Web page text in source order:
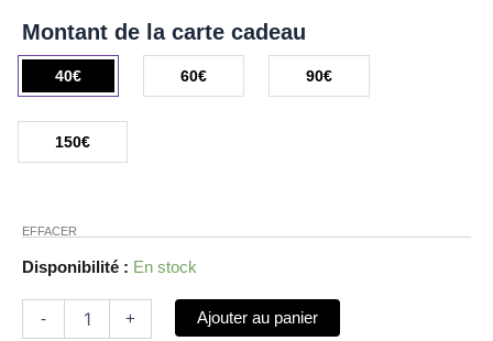
Montant de la carte cadeau
40€ 60€ 90€
150€
EFFACER
Disponibilité : En stock
- + Ajouter au panier